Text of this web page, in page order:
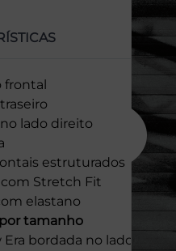
frontal
lado direito
estruturados
Stretch Fit
elastano
tamanho
Era bordada no lado